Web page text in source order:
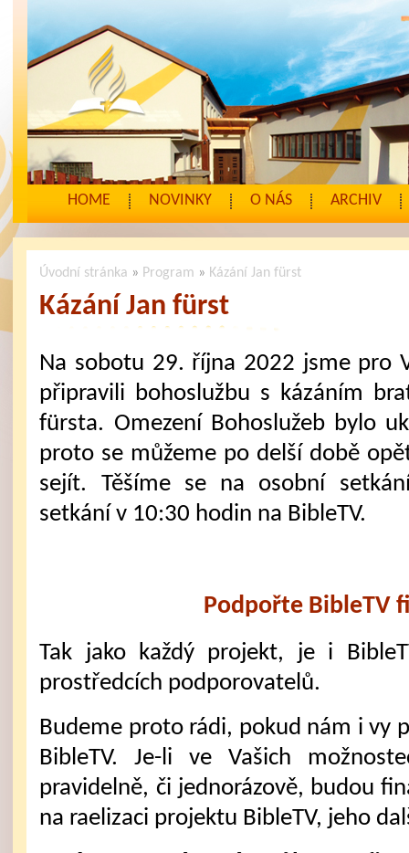
HOME NOVINKY O NÁS ARCHIV
Úvodní stránka » Program » Kázání Jan fürst
Kázání Jan fürst
Na sobotu 29. října 2022 jsme pro
připravili bohoslužbu s kázáním
fürsta. Omezení Bohoslužeb bylo
proto se můžeme po delší době
sejít. Těšíme se na osobní
setkání v 10:30 hodin na BibleTV.
Podpořte BibleTV
Tak jako každý projekt, je i
prostředcích podporovatelů.
Budeme proto rádi, pokud nám i vy
BibleTV. Je-li ve Vašich
pravidelně, či jednorázově, budou
na raelizaci projektu BibleTV, jeho